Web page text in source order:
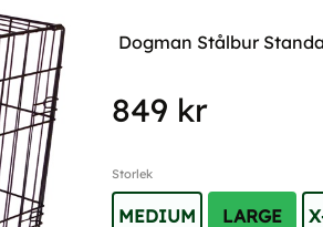
Dogman Stålbur
849 kr
Storlek
MEDIUM LARGE